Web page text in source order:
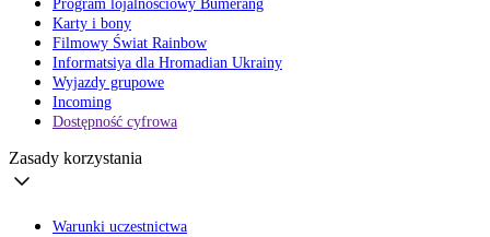
Program lojalnościowy Bumerang
Karty i bony
Filmowy Świat Rainbow
Informatsiya dla Hromadian Ukrainy
Wyjazdy grupowe
Incoming
Dostępność cyfrowa
Zasady korzystania
Warunki uczestnictwa